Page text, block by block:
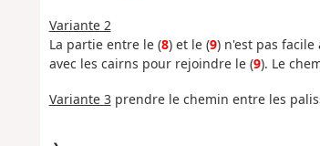
Variante 2
La partie entre le (8) et le (9) n'est pas
avec les cairns pour rejoindre le (9). Le
Variante 3prendre le chemin entre les